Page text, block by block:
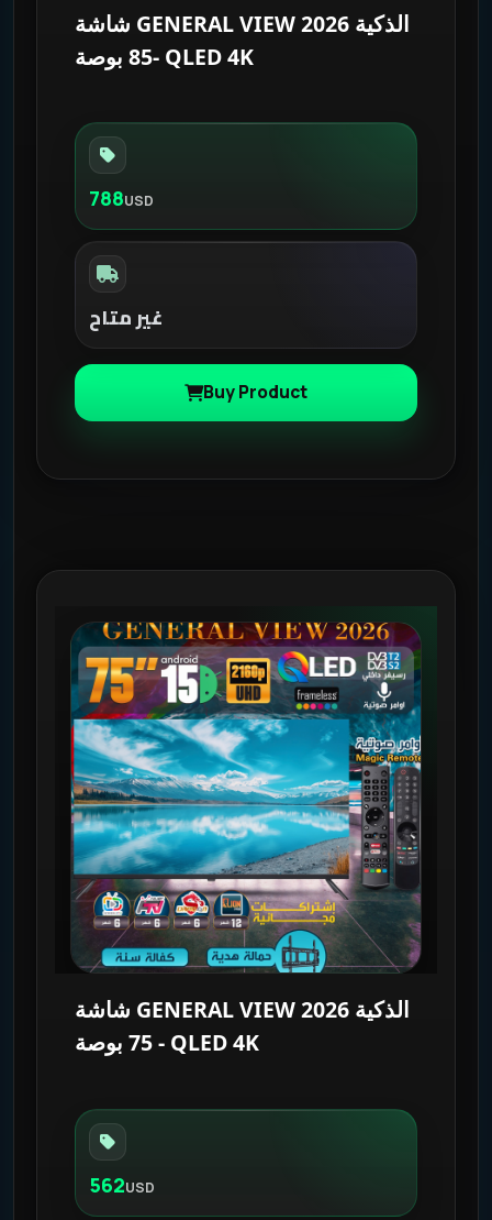
شاشة GENERAL VIEW 2026 الذكية
-85 بوصة QLED 4K
788USD
غير متاح
Buy Product
شاشة GENERAL VIEW 2026 الذكية
- 75 بوصة QLED 4K
562USD